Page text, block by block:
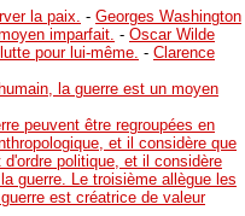
la paix. - Georges Washington
imparfait. - Oscar Wilde
pour lui-même. - Clarence
la guerre est un moyen
peuvent être regroupées en
et il considère que
politique, et il considère
guerre. Le troisième allègue les
est créatrice de valeur